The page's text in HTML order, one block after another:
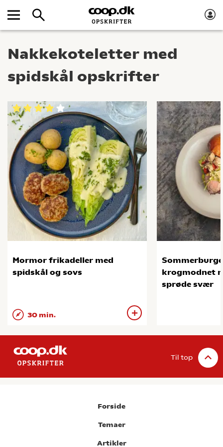
Nakkekoteletter med
spidskål opskrifter
Mormor frikadeller med
spidskål og sovs
30 min.
krogmodnet
sprøde svær
Til top
Forside
Temaer
Artikler